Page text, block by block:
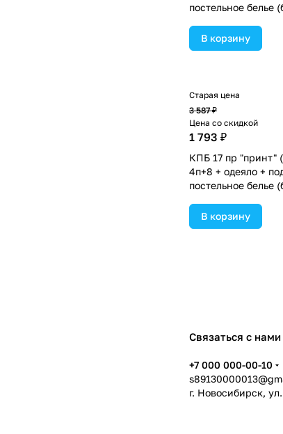
постельное белье
ассортименте.
В корзину
Старая цена
3 587 ₽
Цена со скидкой
1 793 ₽
КПБ 17 пр "принт"
4п+8 + одеяло +
постельное белье
цвета в
В корзину
Связаться с нами
+7 000 000-00-10
г. Новосибирск,